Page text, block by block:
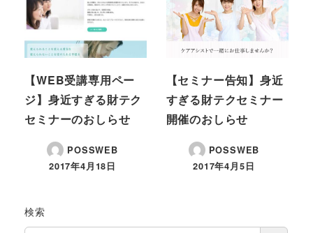
【WEB受講専用ペー
ジ】身近すぎる財テク
セミナーのおしらせ
POSSWEB
2017年4月18日
【セミナー告知】身近
すぎる財テクセミナー
開催のおしらせ
POSSWEB
2017年4月5日
検索